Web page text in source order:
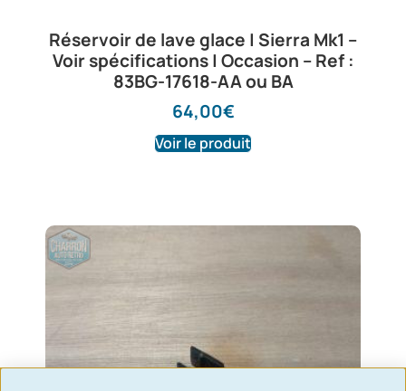
Réservoir de lave glace | Sierra Mk1 –
Voir spécifications | Occasion – Ref :
83BG-17618-AA ou BA
64,00€
Voir le produit